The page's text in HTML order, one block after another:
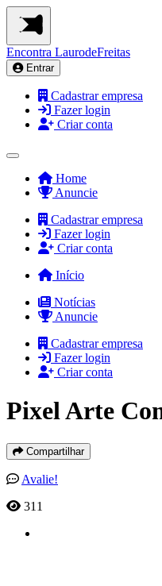
Encontra LaurodeFreitas
Entrar
Cadastrar empresa
Fazer login
Criar conta
Home
Anuncie
Cadastrar empresa
Fazer login
Criar conta
Início
Notícias
Anuncie
Cadastrar empresa
Fazer login
Criar conta
Pixel Arte
Compartilhar
Avalie!
311